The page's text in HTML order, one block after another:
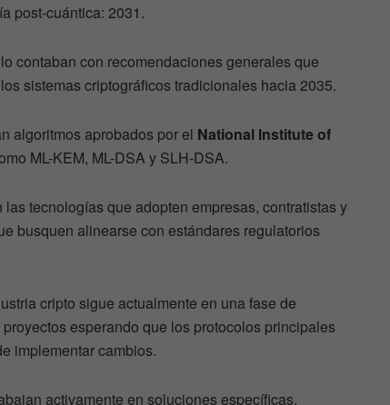
post-cuántica: 2031.
contaban con recomendaciones generales que
sistemas criptográficos tradicionales hacia 2035.
algoritmos aprobados por el National Institute of
ML-KEM, ML-DSA y SLH-DSA.
tecnologías que adopten empresas, contratistas y
busquen alinearse con estándares regulatorios
cripto sigue actualmente en una fase de
esperando que los protocolos principales
implementar cambios.
activamente en soluciones específicas.